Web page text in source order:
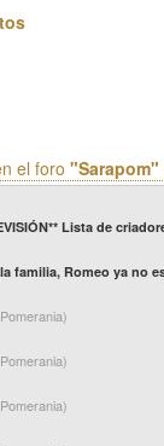
el foro "Sarapom"
Lista de
familia, Romeo ya no